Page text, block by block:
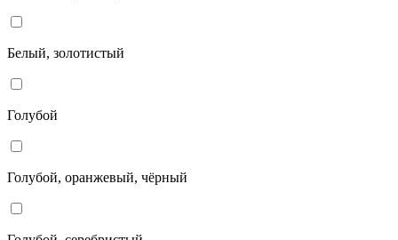
Белый, золотистый
Голубой
Голубой, оранжевый, чёрный